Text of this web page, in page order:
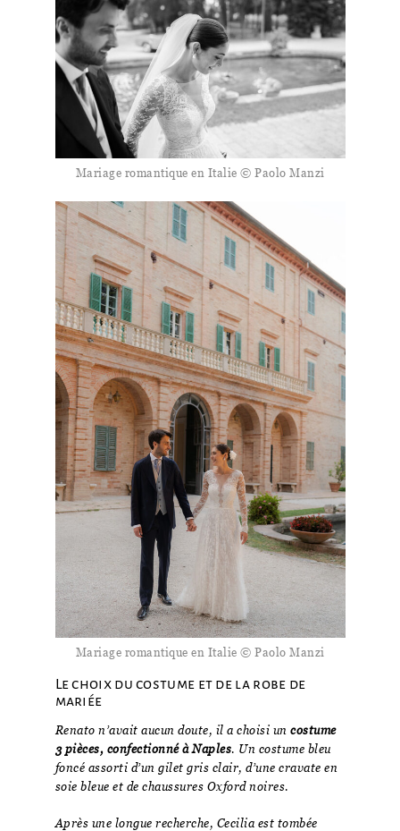
Mariage romantique en Italie © Paolo Manzi
Mariage romantique en Italie © Paolo Manzi
Le choix du costume et de la robe de
mariée
Renato n’avait aucun doute, il a choisi un costume
3 pièces, confectionné à Naples. Un costume bleu
foncé assorti d’un gilet gris clair, d’une cravate en
soie bleue et de chaussures Oxford noires.
Après une longue recherche, Cecilia est tombée